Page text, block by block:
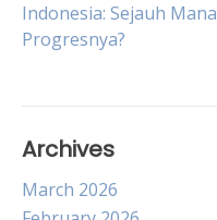
navigation
Indonesia: Sejauh Mana
Progresnya?
Archives
March 2026